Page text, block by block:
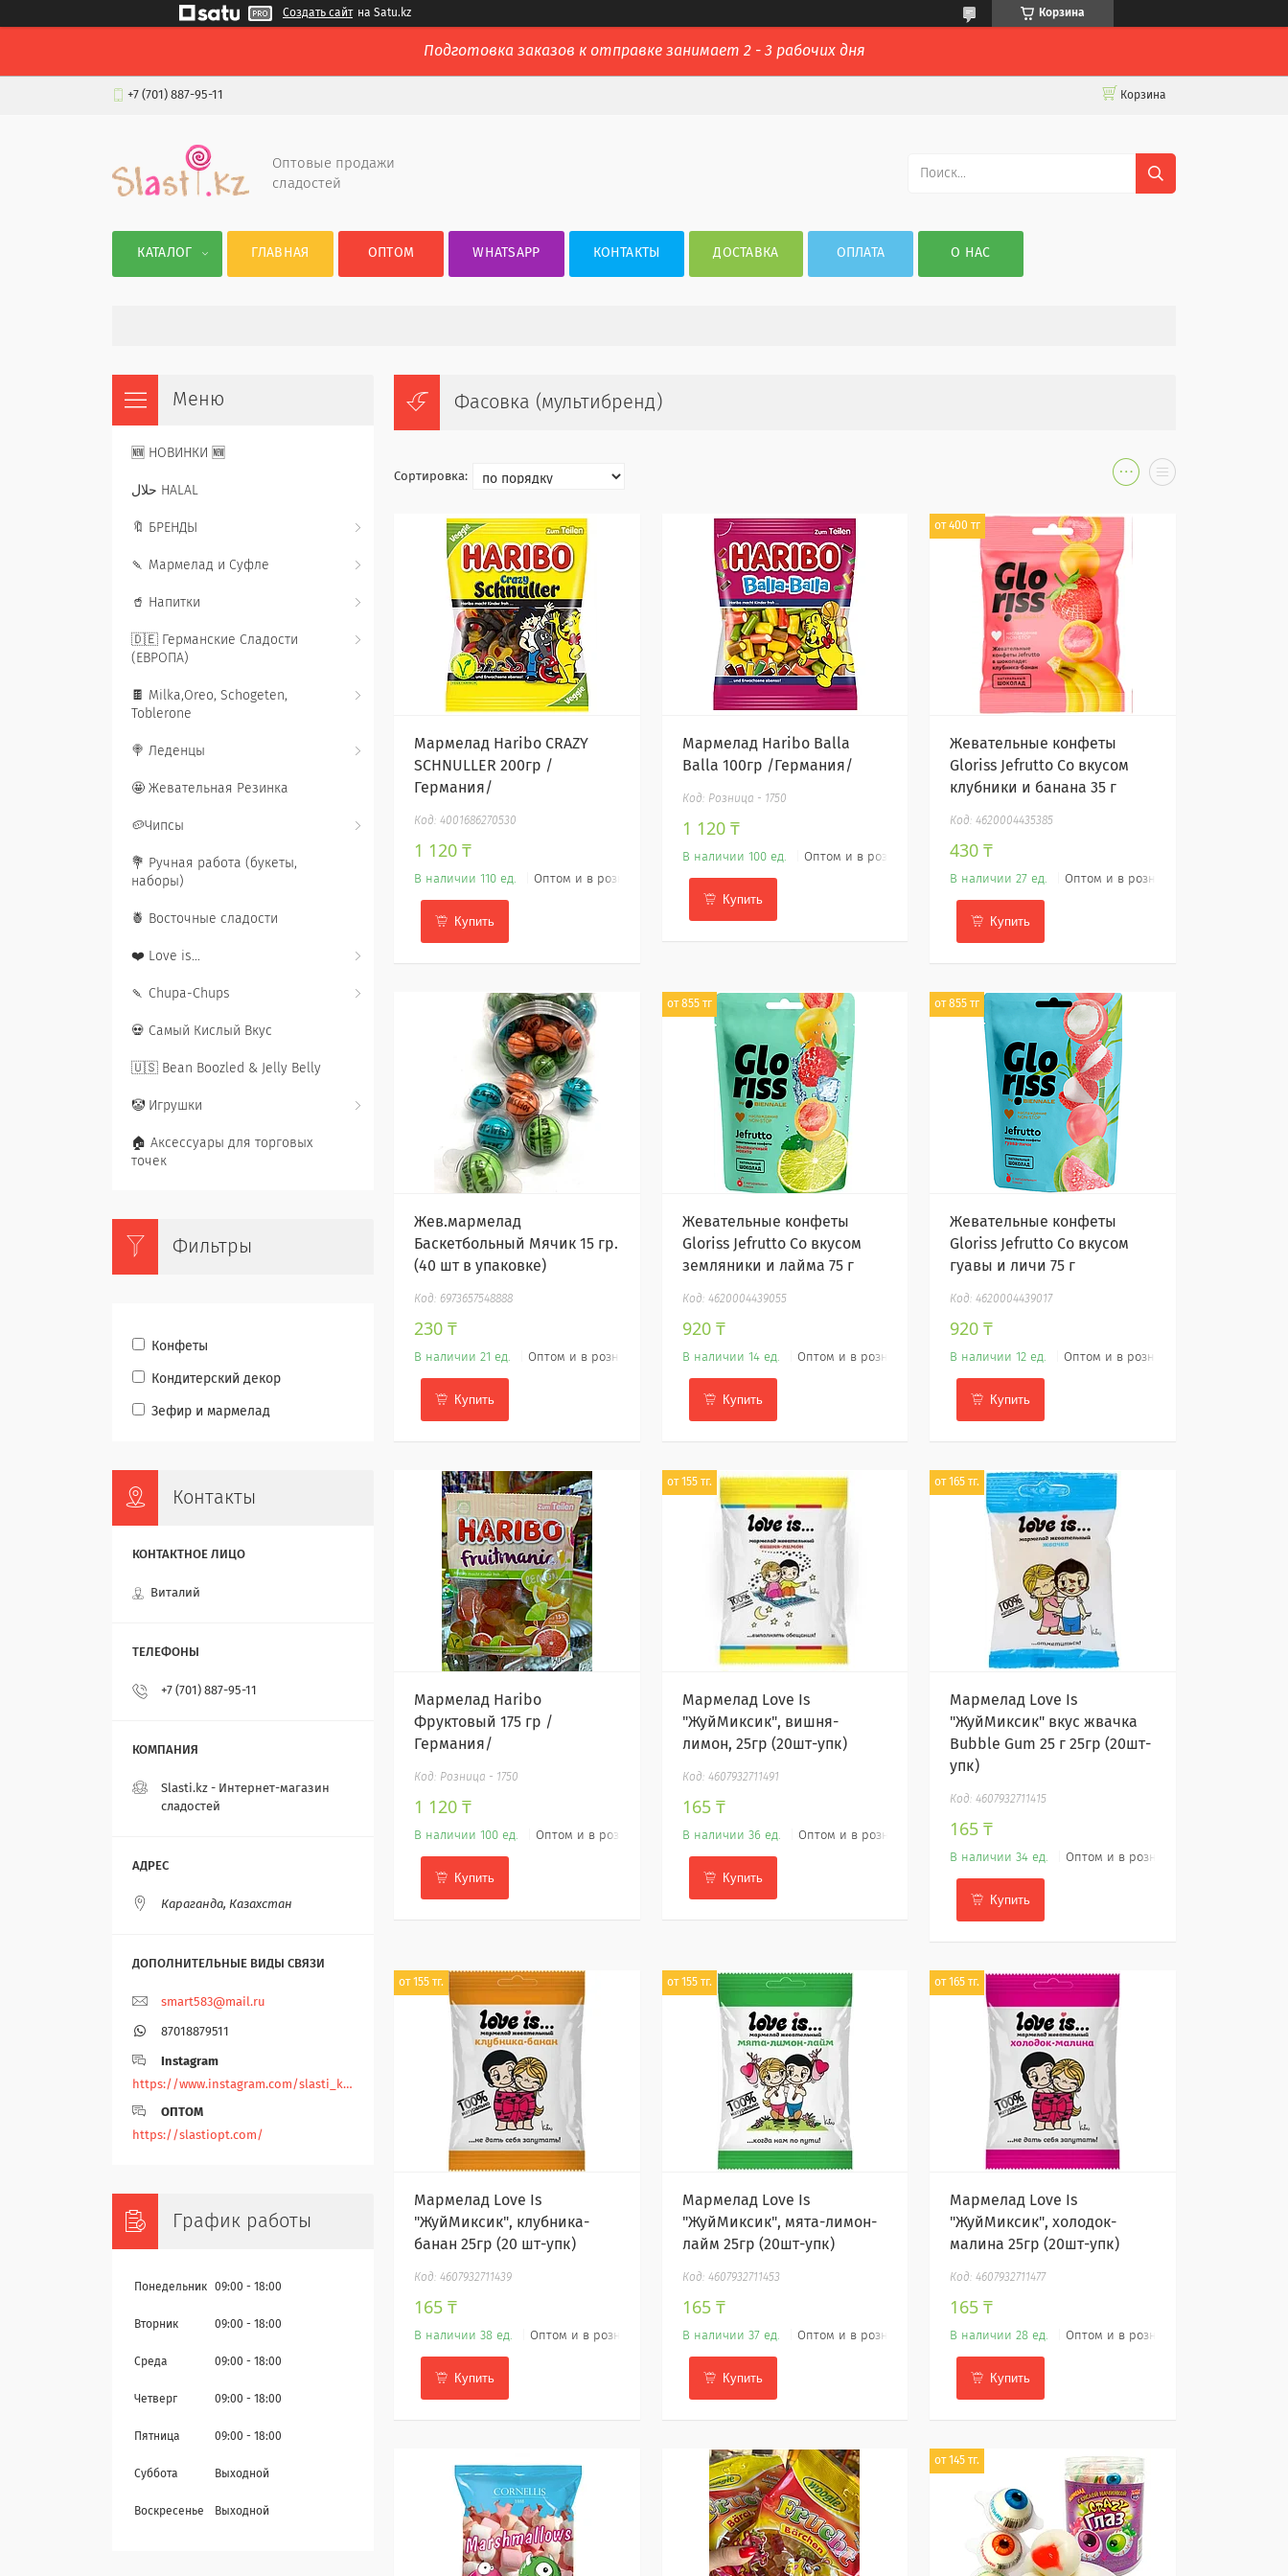
Создать сайт на Satu.kz Корзина
Подготовка заказов к отправке занимает 2 - 3 рабочих дня
+7 (701) 887-95-11 Корзина
Оптовые продажи
сладостей
КАТАЛОГ ГЛАВНАЯ ОПТОМ WHATSAPP КОНТАКТЫ ДОСТАВКА ОПЛАТА О НАС
Фасовка (мультибренд)
Мармелад Haribo CRAZY
SCHNULLER 200гр /
Германия/
4001686270530
1 120 ₸
В наличии 110 ед. Оптом и в розницу
Купить
Мармелад Haribo Balla
Balla 100гр /Германия/
Розница - 1750
1 120 ₸
В наличии 100 ед. Оптом и в розницу
Купить
от 400 тг
Жевательные конфеты
Gloriss Jefrutto Со вкусом
клубники и банана 35 г
4620004435385
430 ₸
В наличии 27 ед. Оптом и в розницу
Купить
Жев.мармелад
Баскетбольный Мячик 15 гр.
(40 шт в упаковке)
6973657548888
230 ₸
В наличии 21 ед. Оптом и в розницу
Купить
от 855 тг
Жевательные конфеты
Gloriss Jefrutto Со вкусом
земляники и лайма 75 г
4620004439055
920 ₸
В наличии 14 ед. Оптом и в розницу
Купить
от 855 тг
Жевательные конфеты
Gloriss Jefrutto Со вкусом
гуавы и личи 75 г
4620004439017
920 ₸
В наличии 12 ед. Оптом и в розницу
Купить
Мармелад Haribo
Фруктовый 175 гр /
Германия/
Розница - 1750
1 120 ₸
В наличии 100 ед. Оптом и в розницу
Купить
от 155 тг.
Мармелад Love Is
"ЖуйМиксик", вишня-
лимон, 25гр (20шт-упк)
4607932711491
165 ₸
В наличии 36 ед. Оптом и в розницу
Купить
от 165 тг.
Мармелад Love Is
"ЖуйМиксик" вкус жвачка
Bubble Gum 25 г 25гр (20шт-
упк)
4607932711415
165 ₸
В наличии 34 ед. Оптом и в розницу
Купить
от 155 тг.
Мармелад Love Is
"ЖуйМиксик", клубника-
банан 25гр (20 шт-упк)
4607932711439
165 ₸
В наличии 38 ед. Оптом и в розницу
Купить
от 155 тг.
Мармелад Love Is
"ЖуйМиксик", мята-лимон-
лайм 25гр (20шт-упк)
4607932711453
165 ₸
В наличии 37 ед. Оптом и в розницу
Купить
от 165 тг.
Мармелад Love Is
"ЖуйМиксик", холодок-
малина 25гр (20шт-упк)
4607932711477
165 ₸
В наличии 28 ед. Оптом и в розницу
Купить
от 145 тг.
🆕 НОВИНКИ 🆕
حلال HALAL
🔖 БРЕНДЫ
🍡 Мармелад и Суфле
🥤 Напитки
🇩🇪 Германские Сладости
(ЕВРОПА)
🍫 Milka,Oreo, Schogeten,
Toblerone
🍭 Леденцы
🤩 Жевательная Резинка
🥔Чипсы
💐 Ручная работа (букеты,
наборы)
🍍 Восточные сладости
❤️ Love is...
🍡 Chupa-Chups
💀 Самый Кислый Вкус
🇺🇸 Bean Boozled & Jelly Belly
🤡 Игрушки
🏠 Аксессуары для торговых
точек
Фильтры
Конфеты
Кондитерский декор
Зефир и мармелад
Контакты
Виталий
+7 (701) 887-95-11
Slasti.kz - Интернет-магазин
сладостей
Караганда, Казахстан
smart583@mail.ru
87018879511
Instagram
https://www.instagram.com/slasti_kz/
ОПТОМ
https://slastiopt.com/
График работы
Понедельник 09:00 18:00
Вторник 09:00 18:00
Среда 09:00 18:00
Четверг 09:00 18:00
Пятница 09:00 18:00
Суббота Выходной
Воскресенье Выходной